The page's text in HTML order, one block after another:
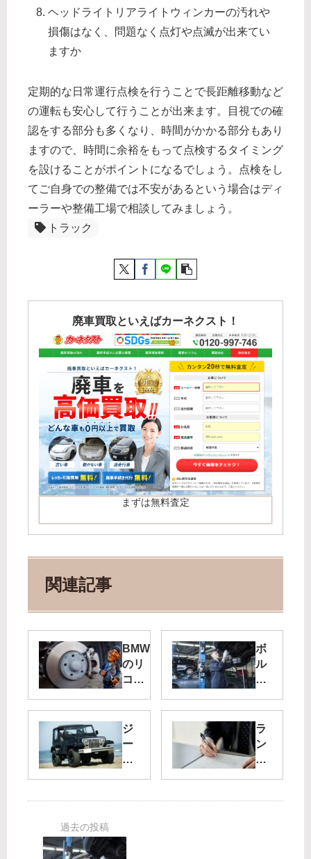
ヘッドライトリアライトウィンカーの汚れや
損傷はなく、問題なく点灯や点滅が出来てい
ますか
定期的な日常運行点検を行うことで長距離移動など
の運転も安心して行うことが出来ます。目視での確
認をする部分も多くなり、時間がかかる部分もあり
ますので、時間に余裕をもって点検するタイミング
を設けることがポイントになるでしょう。点検をし
てご自身での整備では不安があるという場合はディ
ーラーや整備工場で相談してみましょう。
トラック
廃車買取といえばカーネクスト！
まずは無料査定
関連記事
BMW
のリ
コー
報-令
和4
年10
ル届
ボ
ル
ボ
リ
コ
ー
ル
情
令
ジ
ー
プ
コ
ル
情
ラ
ン
ド
バ